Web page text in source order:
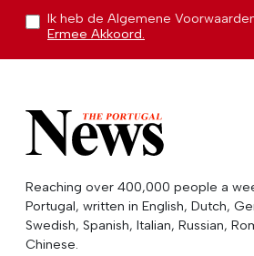
Ik heb de Algemene
Ermee Akkoord.
Reaching over 400,000 people a
Portugal, written in English, Dutch,
Swedish, Spanish, Italian, Russian,
Chinese.